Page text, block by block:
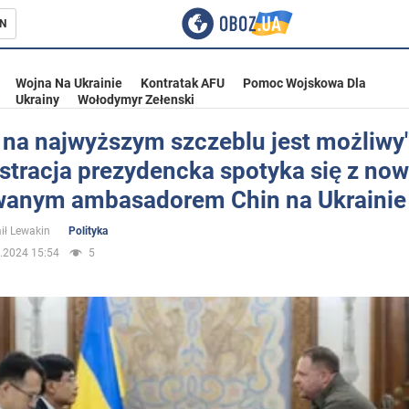
Ukrainie
Wojna Na Ukrainie Kontratak AFU
Pomoc Wojskowa Dla
Ukrainy
Wołodymyr Zełenski
najwyższym szczeblu jest
prezydencka spotyka się z
ambasadorem Chin na Ukrainie
Lewakin
Polityka
15:54
5